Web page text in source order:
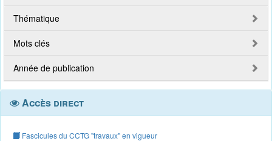
Thématique
Mots clés
Année de publication
Accès direct
Fascicules du CCTG "travaux" en vigueur